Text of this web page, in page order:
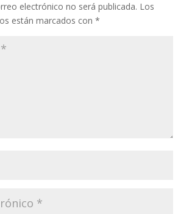
electrónico no será publicada. Los
están marcados con *